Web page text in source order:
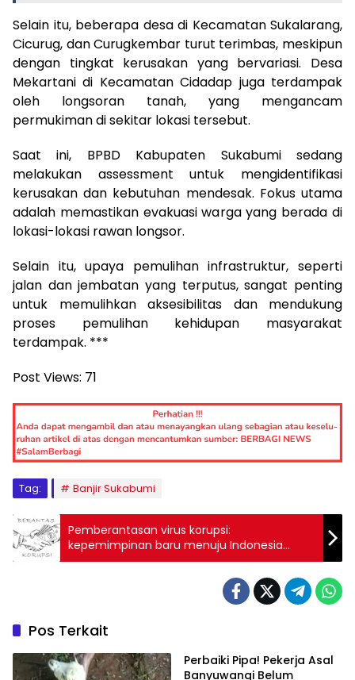
Selain itu, beberapa desa di Kecamatan Sukalarang,
Cicurug, dan Curugkembar turut terimbas, meskipun
dengan tingkat kerusakan yang bervariasi. Desa
Mekartani di Kecamatan Cidadap juga terdampak
oleh longsoran tanah, yang mengancam
permukiman di sekitar lokasi tersebut.
Saat ini, BPBD Kabupaten Sukabumi sedang
melakukan assessment untuk mengidentifikasi
kerusakan dan kebutuhan mendesak. Fokus utama
adalah memastikan evakuasi warga yang berada di
lokasi-lokasi rawan longsor.
Selain itu, upaya pemulihan infrastruktur, seperti
jalan dan jembatan yang terputus, sangat penting
untuk memulihkan aksesibilitas dan mendukung
proses pemulihan kehidupan masyarakat
terdampak. ***
Post Views: 71
Tag: Banjir Sukabumi
Pemberantasan virus korupsi:
kepemimpinan baru menuju Indonesia
bersih
Pos Terkait
Perbaiki Pipa! Pekerja Asal
Banyuwangi Belum